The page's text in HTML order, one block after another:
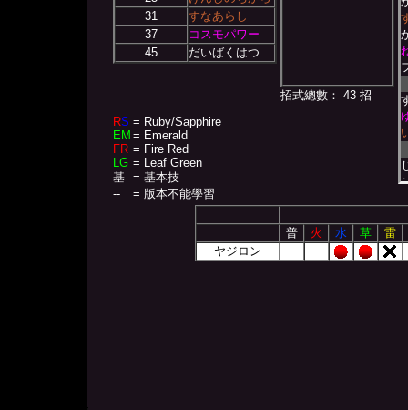
31
すなあらし
37
コスモパワー
45
だいばくはつ
RS = Ruby/Sapphire
EM = Emerald
FR = Fire Red
LG = Leaf Green
基
= 基本技
--
= 版本不能學習
招式總數： 43 招
普 火 水 草
雷
ヤジロン